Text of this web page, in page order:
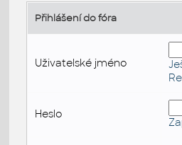
Přihlášení do fóra
Uživatelské jméno
Heslo